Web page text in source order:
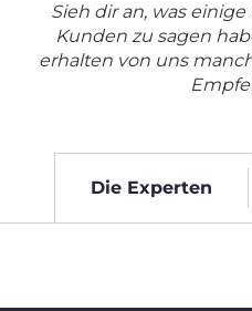
Sieh dir an, was
Kunden zu sagen
erhalten von uns
Die Experten